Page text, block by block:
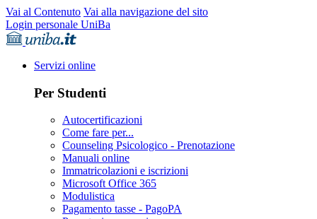
Vai al Contenuto Vai alla navigazione del sito
Login personale UniBa
Servizi online
Per Studenti
Autocertificazioni
Come fare per...
Counseling Psicologico - Prenotazione
Manuali online
Immatricolazioni e iscrizioni
Microsoft Office 365
Modulistica
Pagamento tasse - PagoPA